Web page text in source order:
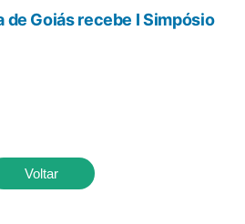
Goiás recebe I Simpósio
Voltar